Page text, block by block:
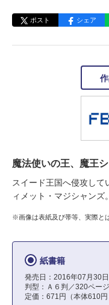
ポスト シェア
魔法使いの王、魔王シ
スイード王国へ侵攻して
ィメット・マジシャンズ
※画像は表紙及び帯等、実際と
紙書籍
発売日：2016年07月30日
判型：Ａ６判／320ページ
定価：671円（本体610円